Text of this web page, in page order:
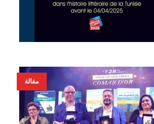
مقالة